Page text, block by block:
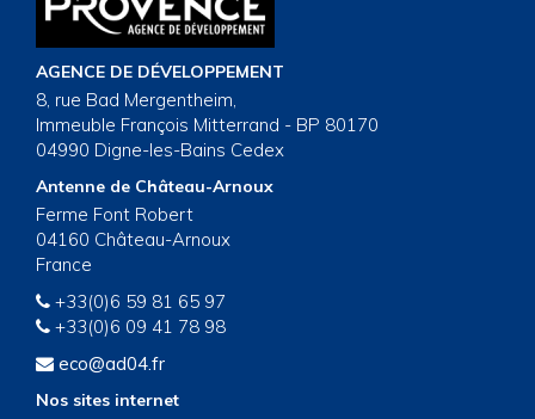
AGENCE DE DÉVELOPPEMENT
8, rue Bad Mergentheim,
Immeuble François Mitterrand - BP 80170
04990 Digne-les-Bains Cedex
Antenne de Château-Arnoux
Ferme Font Robert
04160 Château-Arnoux
France
+33(0)6 59 81 65 97
+33(0)6 09 41 78 98
eco@ad04.fr
Nos sites internet